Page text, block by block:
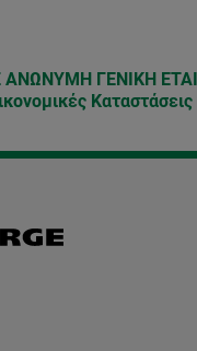
ΑΝΩΝΥΜΗ ΓΕΝΙΚΗ